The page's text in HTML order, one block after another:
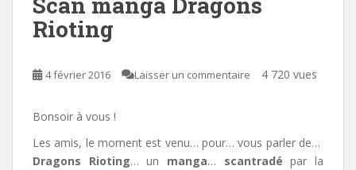
Rioting
4 février 2016 Laisser un commentaire 4 720 vues
Bonsoir à vous !
Les amis, le moment est venu… pour… vous parler de…
Dragons Rioting… un manga… scantradé par la